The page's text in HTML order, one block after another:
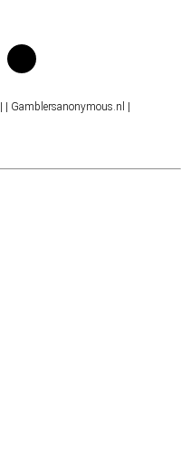
| Gamblersanonymous.nl